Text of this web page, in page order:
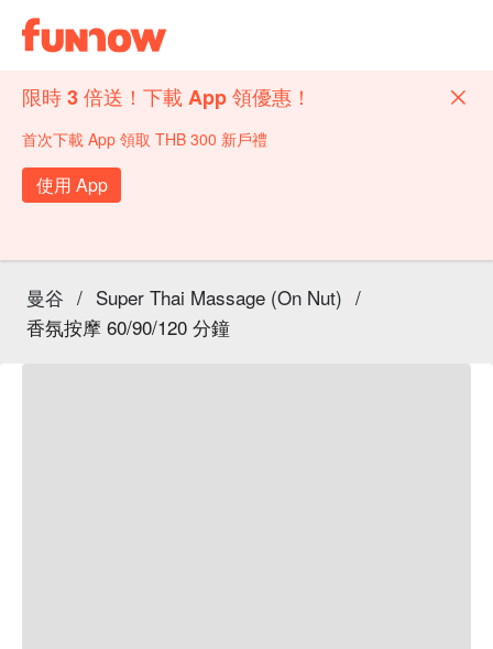
限時 3 倍送！下載 App 領優惠！
首次下載 App 領取 THB 300 新戶禮
使用 App
曼谷 / Super Thai Massage (On Nut) /
香氛按摩 60/90/120 分鐘